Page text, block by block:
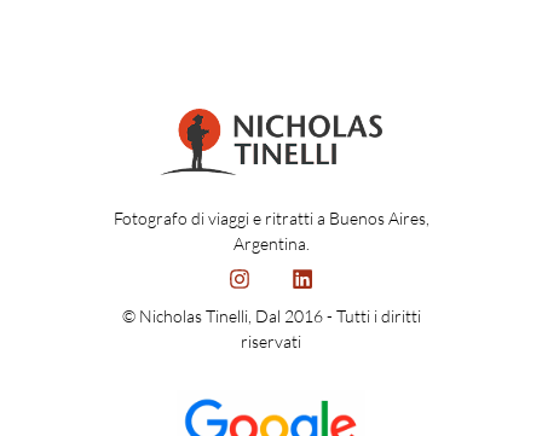
Fotografo di viaggi e ritratti a Buenos Aires,
Argentina.
© Nicholas Tinelli, Dal 2016 - Tutti i diritti
riservati